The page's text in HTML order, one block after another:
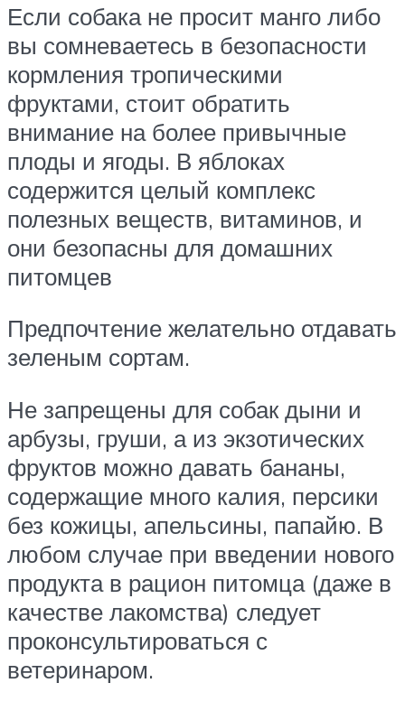
Если собака не просит манго либо
вы сомневаетесь в безопасности
кормления тропическими
фруктами, стоит обратить
внимание на более привычные
плоды и ягоды. В яблоках
содержится целый комплекс
полезных веществ, витаминов, и
они безопасны для домашних
питомцев
Предпочтение желательно отдавать
зеленым сортам.
Не запрещены для собак дыни и
арбузы, груши, а из экзотических
фруктов можно давать бананы,
содержащие много калия, персики
без кожицы, апельсины, папайю. В
любом случае при введении нового
продукта в рацион питомца (даже в
качестве лакомства) следует
проконсультироваться с
ветеринаром.